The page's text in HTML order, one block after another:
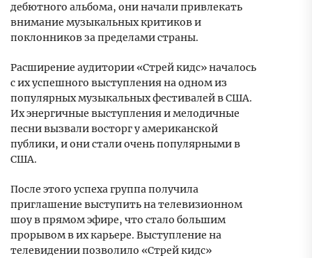
дебютного альбома, они начали привлекать
внимание музыкальных критиков и
поклонников за пределами страны.
Расширение аудитории «Стрей кидс» началось
с их успешного выступления на одном из
популярных музыкальных фестивалей в США.
Их энергичные выступления и мелодичные
песни вызвали восторг у американской
публики, и они стали очень популярными в
США.
После этого успеха группа получила
приглашение выступить на телевизионном
шоу в прямом эфире, что стало большим
прорывом в их карьере. Выступление на
телевидении позволило «Стрей кидс»